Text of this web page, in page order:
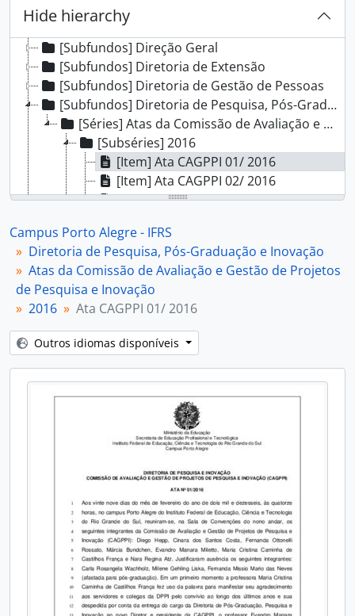
Hide hierarchy
[Subfundos] Comissão Própria de Avaliação Local
[Subfundos] Conselho do Campus Porto Alegre
[Subfundos] Direção Geral
[Subfundos] Diretoria de Extensão
[Subfundos] Diretoria de Gestão de Pessoas
[Subfundos] Diretoria de Pesquisa, Pós-Graduação e Inovação
[Séries] Atas da Comissão de Avaliação e Gestão de Projetos de Pesquisa e Inovação
[Subséries] 2016
[Item] Ata CAGPPI 01/ 2016
[Item] Ata CAGPPI 02/ 2016
[Item] Ata CAGPPI 03/ 2016
[Item] Ata CAGPPI 05/ 2016
[Item] Ata CAGPPI 06/ 2016
[Item] Ata CAGPPI 07/ 2016
[Item] Ata CAGPPI 08/ 2016
[Item] Ata CAGPPI 09/ 2016
[Item] Ata CAGPPI 10/ 2016
[Item] Ata CAGPPI 11/ 2016
[Item] Ata CAGPPI 12/ 2016
[Subséries] 2018
[Subséries] 2019
[Subséries] 2020
[Subséries] 2021
[Subséries] 2022
[Subséries] 2023
[Subséries] 2024
[Subséries] 2025
[Subséries] 2026
[Subfundos] Núcleo de Memória
Campus Porto Alegre - IFRS
Diretoria de Pesquisa, Pós-Graduação e Inovação
Atas da Comissão de Avaliação e Gestão de Projetos
de Pesquisa e Inovação
2016
Ata CAGPPI 01/ 2016
Outros idiomas disponíveis